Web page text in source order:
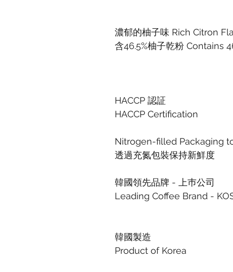
濃郁的柚子味 Rich Citron
含46.5%柚子乾粉 Contains
HACCP 認証
HACCP Certification
Nitrogen-filled Packaging
透過充氮包裝保持新鮮度
韓國領先品牌 - 上巿公司
Leading Coffee Brand -
韓國製造
Product of Korea